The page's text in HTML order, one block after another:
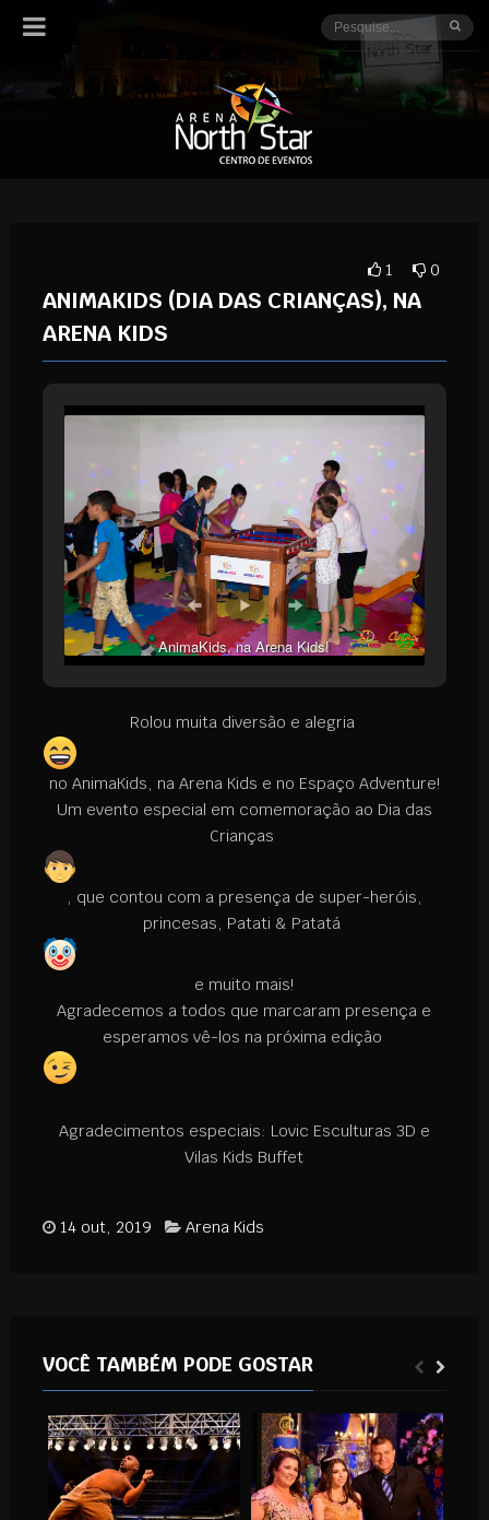
1 0
ANIMAKIDS (DIA DAS CRIANÇAS), NA
ARENA KIDS
AnimaKids, na Arena Kids!
Rolou muita diversão e alegria
no AnimaKids, na Arena Kids e no Espaço Adventure!
Um evento especial em comemoração ao Dia das
Crianças
, que contou com a presença de super-heróis,
princesas, Patati & Patatá
e muito mais!
Agradecemos a todos que marcaram presença e
esperamos vê-los na próxima edição
Agradecimentos especiais: Lovic Esculturas 3D e
Vilas Kids Buffet
14 out, 2019 Arena Kids
VOCÊ TAMBÉM PODE GOSTAR